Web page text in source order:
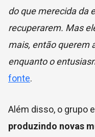
do que merecida da
recuperarem. Mas
mais, então querem
enquanto o
fonte.
Além disso, o grupo
produzindo novas